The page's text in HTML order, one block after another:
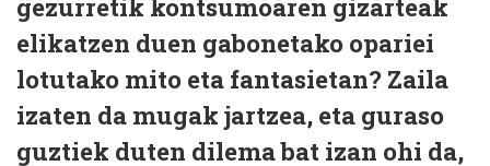
gezurretik kontsumoaren gizarteak
elikatzen duen gabonetako opariei
lotutako mito eta fantasietan? Zaila
izaten da mugak jartzea, eta guraso
guztiek duten dilema bat izan ohi da,